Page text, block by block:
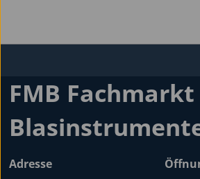
FMB Fachmarkt
Adresse